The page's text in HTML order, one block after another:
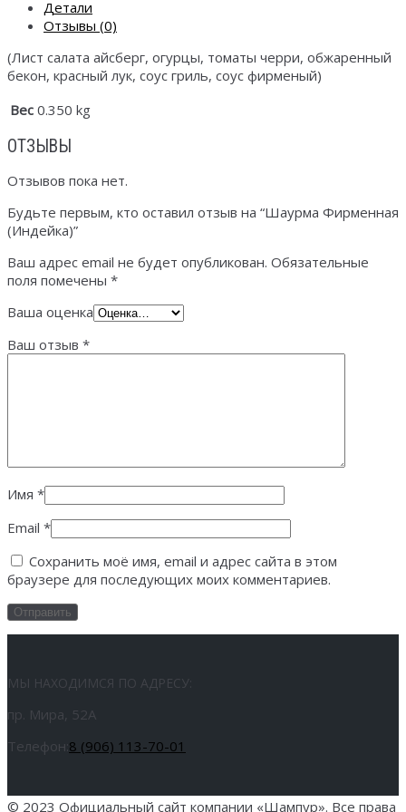
Детали
Отзывы (0)
(Лист салата айсберг, огурцы, томаты черри, обжаренный
бекон, красный лук, соус гриль, соус фирменый)
Вес 0.350 kg
ОТЗЫВЫ
Отзывов пока нет.
Будьте первым, кто оставил отзыв на “Шаурма Фирменная
(Индейка)”
Ваш адрес email не будет опубликован. Обязательные
поля помечены *
Ваша оценка
Ваш отзыв *
Имя *
Email *
Сохранить моё имя, email и адрес сайта в этом
браузере для последующих моих комментариев.
МЫ НАХОДИМСЯ ПО АДРЕСУ:
пр. Мира, 52А
Телефон:8 (906) 113-70-01
© 2023 Официальный сайт компании «Шампур». Все права